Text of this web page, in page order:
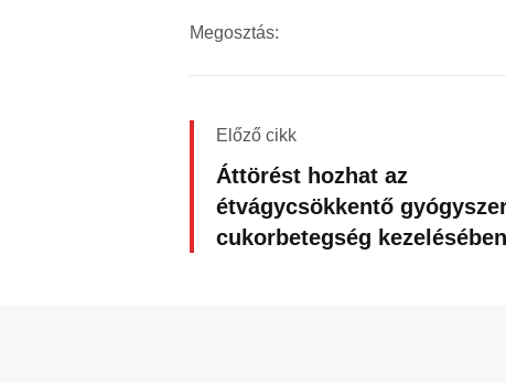
Megosztás:
Előző cikk
Áttörést hozhat az
étvágycsökkentő
cukorbetegség kezelésében